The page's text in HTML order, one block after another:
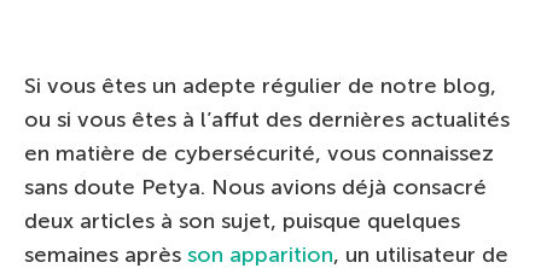
Si vous êtes un adepte régulier de notre blog,
ou si vous êtes à l’affut des dernières actualités
en matière de cybersécurité, vous connaissez
sans doute Petya. Nous avions déjà consacré
deux articles à son sujet, puisque quelques
semaines après son apparition, un utilisateur de